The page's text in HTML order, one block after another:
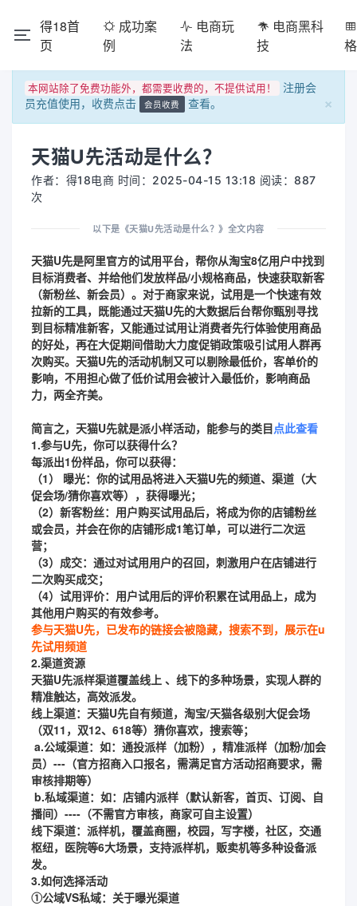
得18首
页
成功案
例
电商玩
法
电商黑科
技
格
本网站除了免费功能外，都需要收费的，不提供试用！
注册会
员充值使用，收费点击
会员收费 查看。 ×
天猫U先活动是什么？
作者：得18电商 时间：2025-04-15 13:18 阅读：887
次
以下是《天猫U先活动是什么？》全文内容
天猫U先是阿里官方的试用平台，帮你从淘宝8亿用户中找到
目标消费者、并给他们发放样品/小规格商品，快速获取新客
（新粉丝、新会员）。对于商家来说，试用是一个快速有效
拉新的工具，既能通过天猫U先的大数据后台帮你甄别寻找
到目标精准新客，又能通过试用让消费者先行体验使用商品
的好处，再在大促期间借助大力度促销政策吸引试用人群再
次购买。天猫U先的活动机制又可以剔除最低价，客单价的
影响，不用担心做了低价试用会被计入最低价，影响商品
力，两全齐美。
简言之，天猫U先就是派小样活动，能参与的类目点此查看
1.参与U先，你可以获得什么？
每派出1份样品，你可以获得：
（1） 曝光：你的试用品将进入天猫U先的频道、渠道（大
促会场/猜你喜欢等），获得曝光；
（2）新客粉丝：用户购买试用品后，将成为你的店铺粉丝
或会员，并会在你的店铺形成1笔订单，可以进行二次运
营；
（3）成交：通过对试用用户的召回，刺激用户在店铺进行
二次购买成交；
（4）试用评价：用户试用后的评价积累在试用品上，成为
其他用户购买的有效参考。
参与天猫U先，已发布的链接会被隐藏，搜索不到，展示在u
先试用频道
2.渠道资源
天猫U先派样渠道覆盖线上 、线下的多种场景，实现人群的
精准触达，高效派发。
线上渠道：天猫U先自有频道，淘宝/天猫各级别大促会场
（双11，双12、618等）猜你喜欢，搜索等；
a.公域渠道：如：通投派样（加粉），精准派样（加粉/加会
员）---（官方招商入口报名，需满足官方活动招商要求，需
审核排期等）
b.私域渠道：如：店铺内派样（默认新客，首页、订阅、自
播间）----（不需官方审核，商家可自主设置）
线下渠道：派样机，覆盖商圈，校园，写字楼，社区，交通
枢纽，医院等6大场景，支持派样机，贩卖机等多种设备派
发。
3.如何选择活动
①公域VS私域：关于曝光渠道